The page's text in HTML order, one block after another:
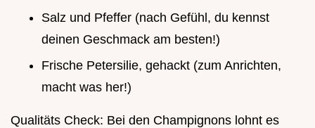
Salz und Pfeffer (nach Gefühl, du kennst
deinen Geschmack am besten!)
Frische Petersilie, gehackt (zum Anrichten,
macht was her!)
Qualitäts Check: Bei den Champignons lohnt es